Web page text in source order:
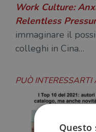
Work Culture:
Relentless
immaginare il
colleghi in Cina…
PUÒ INTERESSARTI